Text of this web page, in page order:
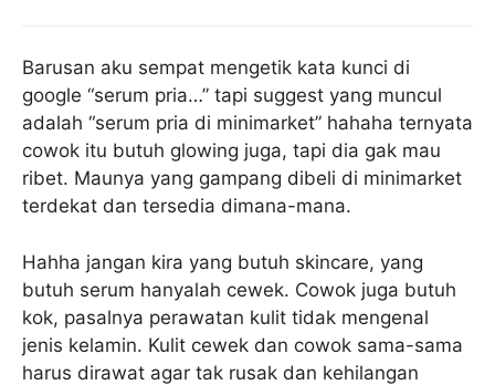
Barusan aku sempat mengetik kata kunci di
google “serum pria…” tapi suggest yang muncul
adalah “serum pria di minimarket” hahaha ternyata
cowok itu butuh glowing juga, tapi dia gak mau
ribet. Maunya yang gampang dibeli di minimarket
terdekat dan tersedia dimana-mana.
Hahha jangan kira yang butuh skincare, yang
butuh serum hanyalah cewek. Cowok juga butuh
kok, pasalnya perawatan kulit tidak mengenal
jenis kelamin. Kulit cewek dan cowok sama-sama
harus dirawat agar tak rusak dan kehilangan